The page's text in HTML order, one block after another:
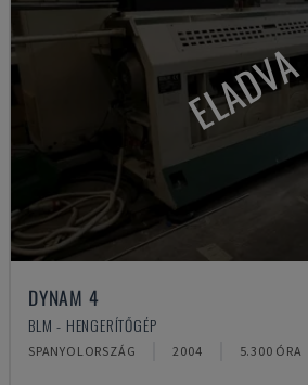
ELADVA
DYNAM 4
BLM - HENGERÍTŐGÉP
SPANYOLORSZÁG 2004 5.300 ÓRA